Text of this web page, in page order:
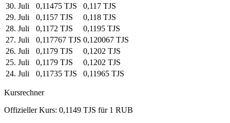
30. Juli
0,11475 TJS
0,117 TJS
29. Juli
0,1157 TJS
0,118 TJS
28. Juli
0,1172 TJS
0,1195 TJS
27. Juli
0,117767 TJS 0,120067 TJS
26. Juli
0,1179 TJS
0,1202 TJS
25. Juli
0,1179 TJS
0,1202 TJS
24. Juli
0,11735 TJS 0,11965 TJS
Kursrechner
Offizieller Kurs: 0,1149 TJS für 1 RUB